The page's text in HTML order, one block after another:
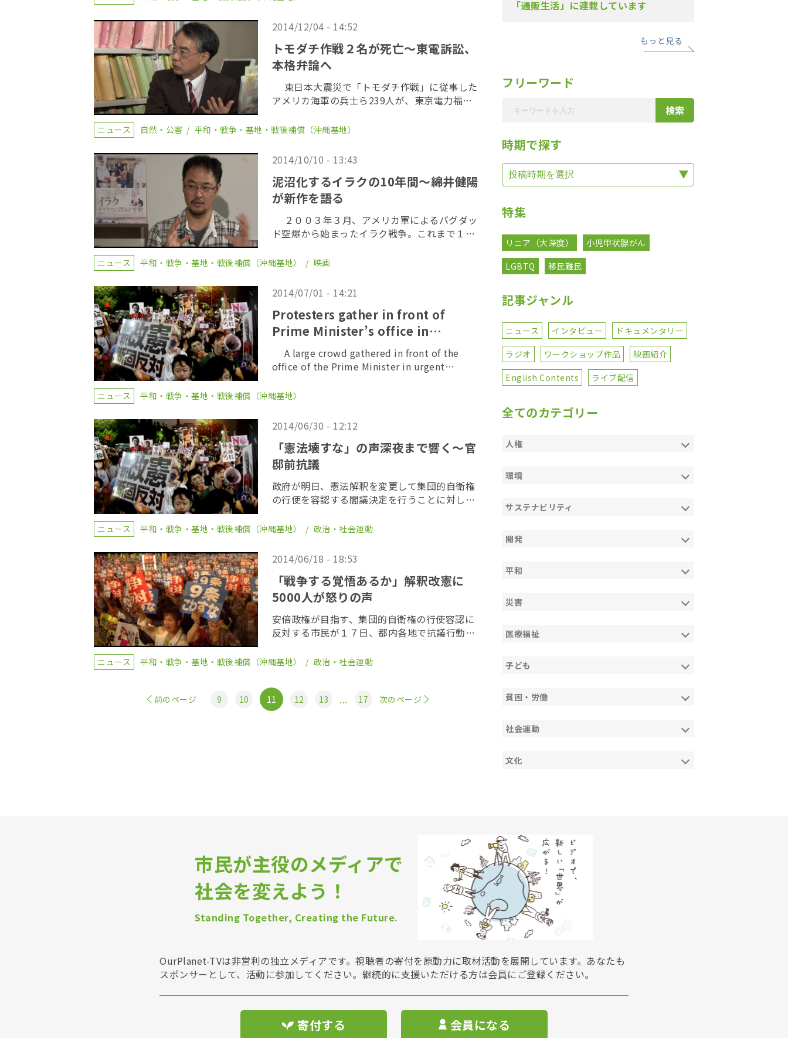
は「基地押 […]
2014/12/04 - 14:52
トモダチ作戦２名が死亡～東電訴訟、
本格弁論へ
東日本大震災で「トモダチ作戦」に従事した
アメリカ海軍の兵士ら239人が、東京電力福島
健康被害を受けているとして、東京電力を訴え
の連邦 […]
ニュース 自然・公害 平和・戦争・基地・戦後補償（沖縄基地）
2014/10/10 - 13:43
泥沼化するイラクの10年間～綿井健陽
が新作を語る
２００３年３月、アメリカ軍によるバグダッ
ド空爆から始まったイラク戦争。これまで１０
にわたり、イラクを取材し続けてきたジャーナ
映画「イ […]
ニュース 平和・戦争・基地・戦後補償（沖縄基地） 映画
2014/07/01 - 14:21
Protesters gather in front of
Prime Minister’s office in
opposition to reinterpretation of
constitution
A large crowd gathered in front of the
office of the Prime Minister in urgent
ニュース 平和・戦争・基地・戦後補償（沖縄基地）
2014/06/30 - 12:12
「憲法壊すな」の声深夜まで響く～官
邸前抗議
政府が明日、憲法解釈を変更して集団的自衛権
の行使を容認する閣議決定を行うことに対し、
行われた。ドラムの音にあわせて、「憲法壊す
抗議が行わ […]
ニュース 平和・戦争・基地・戦後補償（沖縄基地） 政治・社会運動
2014/06/18 - 18:53
「戦争する覚悟あるか」解釈改憲に
5000人が怒りの声
安倍政権が目指す、集団的自衛権の行使容認に
反対する市民が１７日、都内各地で抗議行動を
まり、「戦争反対」「９条こわすな」と怒りの
「閣議決定で […]
ニュース 平和・戦争・基地・戦後補償（沖縄基地） 政治・社会運動
前のページ 9 10 11 12 13 ... 17 次のページ
「通販生活」に連載しています
もっと見る
フリーワード
時期で探す
特集
リニア（大深度）
小児甲状腺がん
LGBTQ
移民難民
記事ジャンル
ニュース インタビュー
ドキュメンタリー
ラジオ
ワークショップ作品
映画紹介
English Contents
ライブ配信
全てのカテゴリー
人権
環境
サステナビリティ
開発
平和
災害
医療福祉
子ども
貧困・労働
社会運動
文化
市民が主役のメディアで
社会を変えよう！
Standing Together, Creating the Future.
OurPlanet-TVは非営利の独立メディアです。視聴者の寄付を原動力に取材活動を展開しています。あなたも
スポンサーとして、活動に参加してください。継続的に支援いただける方は会員にご登録ください。
寄付する 会員になる